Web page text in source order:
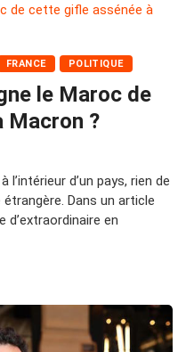
FRANCE POLITIQUE
le Maroc de
Macron ?
d’un pays, rien de
Dans un article
d’extraordinaire en